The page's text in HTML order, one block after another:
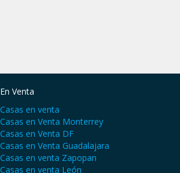
En Venta
Casas en venta
Casas en Venta Monterrey
Casas en Venta DF
Casas en Venta Guadalajara
Casas en venta Zapopan
Casas en venta León